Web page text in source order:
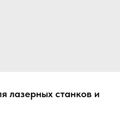
лазерных станков и